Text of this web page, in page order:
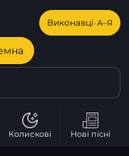
Виконавці·А–Я
Колискові Нові пісні